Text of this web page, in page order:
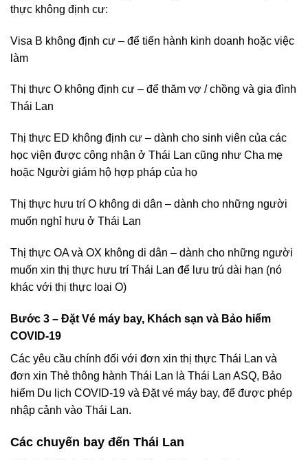
thực không định cư:
Visa B không định cư – để tiến hành kinh doanh hoặc việc
làm
Thị thực O không định cư – để thăm vợ / chồng và gia đình
Thái Lan
Thị thực ED không định cư – dành cho sinh viên của các
học viện được công nhận ở Thái Lan cũng như Cha mẹ
hoặc Người giám hộ hợp pháp của họ
Thị thực hưu trí O không di dân – dành cho những người
muốn nghỉ hưu ở Thái Lan
Thị thực OA và OX không di dân – dành cho những người
muốn xin thị thực hưu trí Thái Lan để lưu trú dài hạn (nó
khác với thị thực loại O)
Bước 3 – Đặt Vé máy bay, Khách sạn và Bảo hiểm
COVID-19
Các yêu cầu chính đối với đơn xin thị thực Thái Lan và
đơn xin Thẻ thông hành Thái Lan là Thái Lan ASQ, Bảo
hiểm Du lịch COVID-19 và Đặt vé máy bay, để được phép
nhập cảnh vào Thái Lan.
Các chuyến bay đến Thái Lan